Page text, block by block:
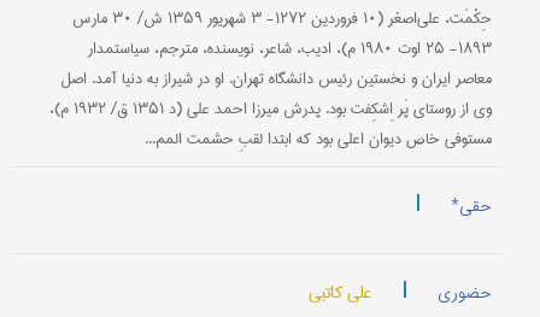
حِکْمَت، علی‌اصغر (۱۰ فروردین ۱۲۷۲- ۳ شهریور ۱۳۵۹ ش/ ۳۰ مارس
۱۸۹۳- ۲۵ اوت ۱۹۸۰ م)، ادیب، شاعر، نویسنده، مترجم، سیاستمدار
معاصر ایران و نخستین رئیس دانشگاه تهران. او در شیراز به دنیا آمد. اصل
وی از روستای پَر اِشکِفت بود. پدرش میرزا احمد علی (د ۱۳۵۱ ق/ ۱۹۳۲ م)،
مستوفی خاص دیوان اعلى بود که ابتدا لقبِ حشمت المم...
حقی* |
حضوری | علی کاتبی